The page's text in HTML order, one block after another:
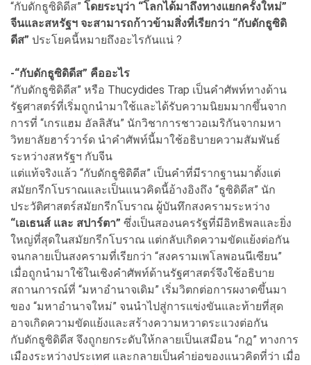
“กับดักธูซิดิดีส” โดยระบุว่า “โลกได้มาถึงทางแยกครั้งใหม่”
จีนและสหรัฐฯ จะสามารถก้าวข้ามสิ่งที่เรียกว่า “กับดักธูซิดิ
ดีส” ประโยคนี้หมายถึงอะไรกันแน่ ?
-“กับดักธูซิดิดีส” คืออะไร
“กับดักธูซิดิดีส” หรือ Thucydides Trap เป็นคำศัพท์ทางด้าน
รัฐศาสตร์ที่เริ่มถูกนำมาใช้และได้รับความนิยมมากขึ้นจาก
การที่ “เกรแฮม อัลลิสัน” นักวิชาการชาวอเมริกันจากมหา
วิทยาลัยฮาร์วาร์ด นำคำศัพท์นี้มาใช้อธิบายความสัมพันธ์
ระหว่างสหรัฐฯ กับจีน
แต่แท้จริงแล้ว “กับดักธูซิดิดีส” เป็นคำที่มีรากฐานมาตั้งแต่
สมัยกรีกโบราณและเป็นแนวคิดนี้อ้างอิงถึง “ธูซิดิดีส” นัก
ประวัติศาสตร์สมัยกรีกโบราณ ผู้บันทึกสงครามระหว่าง
“เอเธนส์ และ สปาร์ตา” ซึ่งเป็นสองนครรัฐที่มีอิทธิพลและยิ่ง
ใหญ่ที่สุดในสมัยกรีกโบราณ แต่กลับเกิดความขัดแย้งต่อกัน
จนกลายเป็นสงครามที่เรียกว่า “สงครามเพโลพอนนีเซียน”
เมื่อถูกนำมาใช้ในเชิงคำศัพท์ด้านรัฐศาสตร์จึงใช้อธิบาย
สถานการณ์ที่ “มหาอำนาจเดิม” เริ่มวิตกต่อการผงาดขึ้นมา
ของ “มหาอำนาจใหม่” จนนำไปสู่การแข่งขันและท้ายที่สุด
อาจเกิดความขัดแย้งและสร้างความหวาดระแวงต่อกัน
กับดักธูซิดิดีส จึงถูกยกระดับให้กลายเป็นเสมือน “กฎ” ทางการ
เมืองระหว่างประเทศ และกลายเป็นคำย่อของแนวคิดที่ว่า เมื่อ